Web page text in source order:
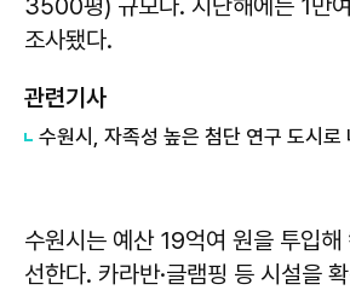
조사됐다.
관련기사
수원시, 자족성 높은 첨단 연구 도시로
수원시는 예산 19억여 원을 투입해
선한다. 카라반·글램핑 등 시설을